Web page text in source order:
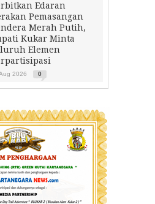
Edaran
Pemasangan
Merah Putih,
Kukar Minta
Elemen
2026 0